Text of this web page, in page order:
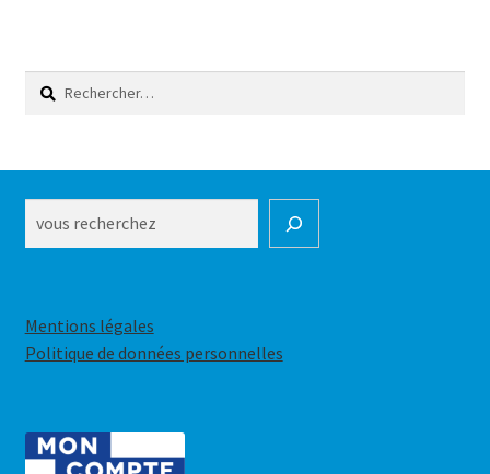
Rechercher :
Mentions légales
Politique de données personnelles